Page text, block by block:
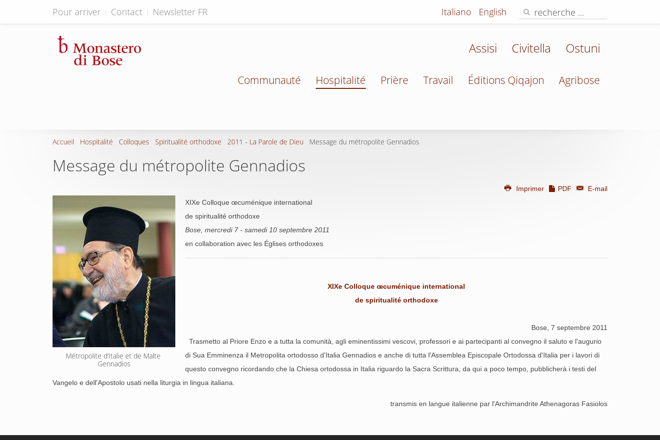
Pour arriver Contact Newsletter FR Italiano English
Assisi Civitella Ostuni
Communauté Hospitalité Prière Travail Éditions Qiqajon Agribose
Accueil Hospitalité Colloques Spiritualité orthodoxe 2011 - La Parole de Dieu Message du métropolite Gennadios
Message du métropolite Gennadios
Imprimer PDF E-mail
Métropolite d’Italie et de Malte
Gennadios
XIXe Colloque œcuménique international
de spiritualité orthodoxe
Bose, mercredi 7 - samedi 10 septembre 2011
en collaboration avec les Églises orthodoxes
XIXe Colloque œcuménique international
de spiritualité orthodoxe
Bose, 7 septembre 2011
Trasmetto al Priore Enzo e a tutta la comunità, agli eminentissimi vescovi, professori e ai partecipanti al convegno il saluto e l'augurio
di Sua Emminenza il Metropolita ortodosso d'Italia Gennadios e anche di tutta l'Assemblea Episcopale Ortodossa d'Italia per i lavori di
questo convegno ricordando che la Chiesa ortodossa in Italia riguardo la Sacra Scrittura, da qui a poco tempo, pubblicherà i testi del
Vangelo e dell'Apostolo usati nella liturgia in lingua italiana.
transmis en langue italienne par l'Archimandrite Athenagoras Fasiolos